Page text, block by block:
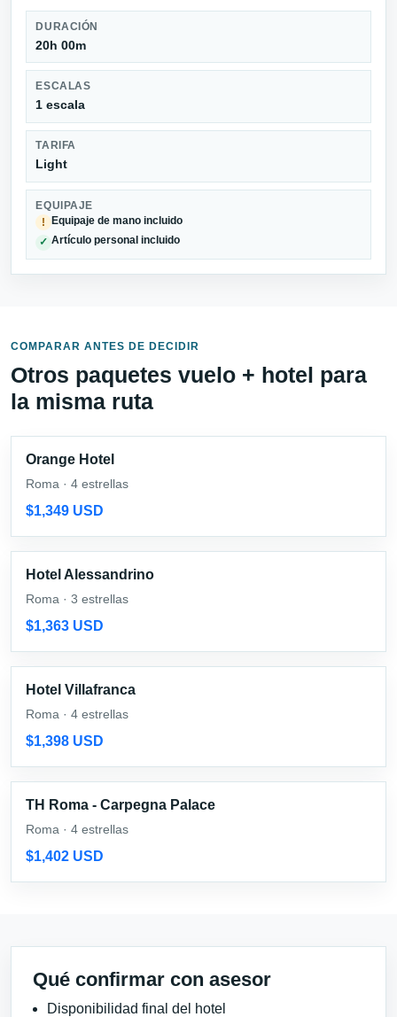
DURACIÓN
20h 00m
ESCALAS
1 escala
TARIFA
Light
EQUIPAJE
!
Equipaje de mano incluido
✓ Artículo personal incluido
COMPARAR ANTES DE DECIDIR
Otros paquetes vuelo + hotel para
la misma ruta
Orange Hotel
Roma · 4 estrellas
$1,349 USD
Hotel Alessandrino
Roma · 3 estrellas
$1,363 USD
Hotel Villafranca
Roma · 4 estrellas
$1,398 USD
TH Roma - Carpegna Palace
Roma · 4 estrellas
$1,402 USD
Qué confirmar con asesor
Disponibilidad final del hotel